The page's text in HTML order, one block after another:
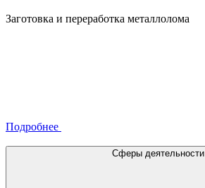
Заготовка и переработка металлолома
Подробнее
Сферы деятельности